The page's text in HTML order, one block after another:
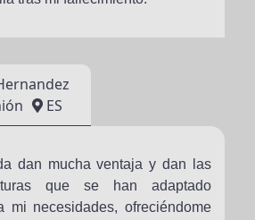
ES
dan mucha ventaja y dan las
que se han adaptado
mi necesidades, ofreciéndome